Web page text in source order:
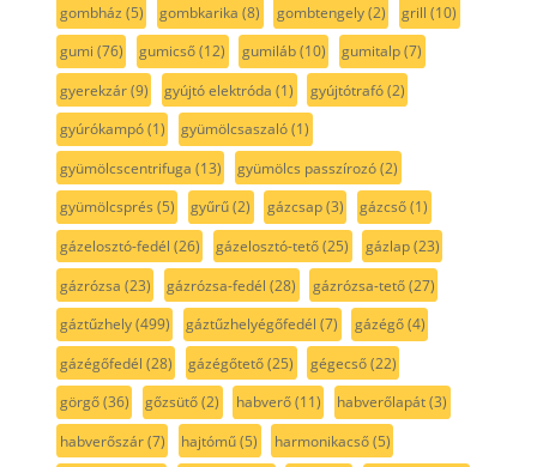
gombház (5) gombkarika (8) gombtengely(2) grill (10)
gumi (76) gumicső(12) gumiláb(10) gumitalp(7)
gyerekzár(9) gyújtó elektróda (1) gyújtótrafó(2)
gyúrókampó(1) gyümölcsaszaló(1)
gyümölcscentrifuga (13) gyümölcs passzírozó(2)
gyümölcsprés (5) gyűrű(2) gázcsap(3) gázcső(1)
gázelosztó-fedél (26) gázelosztó-tető(25) gázlap(23)
gázrózsa (23) gázrózsa-fedél (28) gázrózsa-tető(27)
gáztűzhely(499) gáztűzhelyégőfedél (7) gázégő(4)
gázégőfedél (28) gázégőtető(25) gégecső(22)
görgő(36) gőzsütő(2) habverő(11) habverőlapát(3)
habverőszár(7) hajtómű(5) harmonikacső(5)